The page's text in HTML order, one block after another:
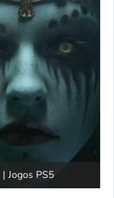
Jogos PS5